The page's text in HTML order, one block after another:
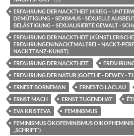
ERFAHRUNG DER NACKTHEIT (KRIEG –
DEMÜTIGUNG – SEXISMUS - SEXUELLE
BELÄSTIGUNG – SEXUALISIERTE GEWALT -
ERFAHRUNG DER NACKTHEIT (KÜNSTLERISCHE
ERFAHRUNGEN/NACKTMALEREI – NACKT-
NACKTTANZ-KUNST)
ERFAHRUNG DER NACKTHEIT,
ERFAHRUNG DER NATUR (GOETHE - DEWEY -
ERNEST BORNEMAN
ERNESTO LACLAU
ERNST MACH
ERNST TUGENDHAT
EVA KRISTEVA
FEMINISMUS
FEMINISMUS ÖKOFEMINISMUS
„SCHRIFT“)